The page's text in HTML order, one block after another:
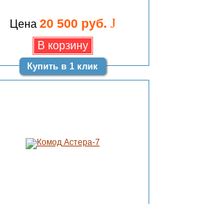
Цена 20 500 руб. J
Купить в 1 клик